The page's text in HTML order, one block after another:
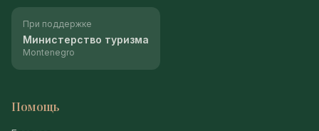
При поддержке
Министерство туризма
Montenegro
Помощь